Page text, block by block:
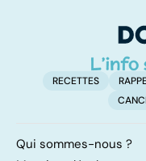
RECETTES
Qui sommes-nous ?